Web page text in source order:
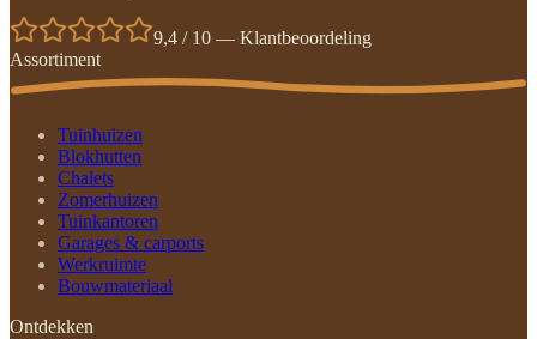
9,4 / 10 — Klantbeoordeling
Assortiment
Tuinhuizen
Blokhutten
Chalets
Zomerhuizen
Tuinkantoren
Garages & carports
Werkruimte
Bouwmateriaal
Ontdekken